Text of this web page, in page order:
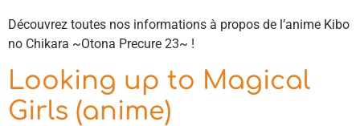
Découvrez toutes nos informations à propos de l’anime Kibo
no Chikara ~Otona Precure 23~ !
Looking up to Magical
Girls (anime)